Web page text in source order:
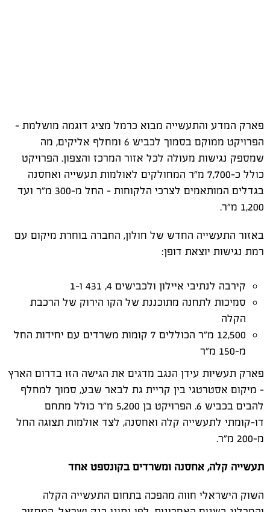
פארק המדע והתעשייה מבוא כרמל מציג דוגמה מושלמת -
הפרויקט ממוקם בסמוך לכביש 6 ומחלף אליקים, מה
שמספק נגישות מעולה לכל אזור המרכז והצפון. הפרויקט
כולל כ-7,700 מ"ר המחולקים לאולמות תעשייה ואחסנה
בגדלים המותאמים לצרכי הלקוחות - החל מ-300 מ"ר ועד
1,200 מ"ר
.
באזור התעשייה החדש של חולון, החברה בוחרת מיקום עם
רמת נגישות יוצאת דופן:
קירבה לנתיבי איילון ולכבישים 4, 431 ו-1
סמיכות לתחנה מתוכננת של הקו הירוק של הרכבת
הקלה
12,500
מ"ר הכוללים 7 קומות משרדים עם יחידות החל
מ-150 מ"ר
פארק תעשיות עידן הנגב מדגים את הגישה הזו בדרום הארץ
- מיקום אסטרטגי בין קריית גת לבאר שבע, סמוך למחלף
להבים בכביש 6. הפרויקט בן 5,200 מ"ר כולל מתחם
דו-קומתי לתעשייה קלה ואחסנה, לצד אולמות תצוגה החל
מ-200 מ"ר
.
תעשייה קלה, אחסנה ומשרדים בקונספט אחד
השוק הישראלי חווה מהפכה בתחום התעשייה הקלה